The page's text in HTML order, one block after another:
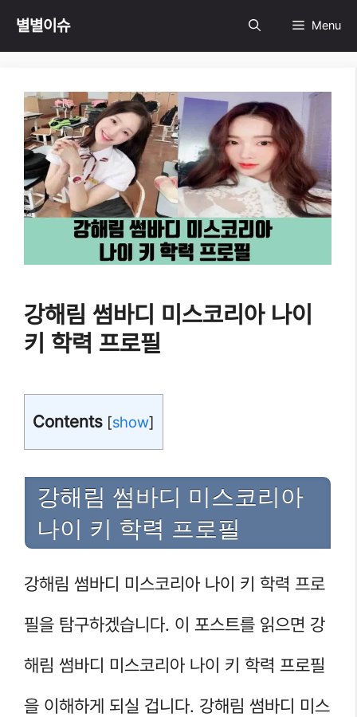
Skip
content
별별이슈 Menu
강해림 썸바디 미스코리아 나이
키 학력 프로필
Contents [show]
강해림 썸바디 미스코리아
나이 키 학력 프로필
강해림 썸바디 미스코리아 나이 키 학력 프로
필을 탐구하겠습니다. 이 포스트를 읽으면 강
해림 썸바디 미스코리아 나이 키 학력 프로필
을 이해하게 되실 겁니다. 강해림 썸바디 미스